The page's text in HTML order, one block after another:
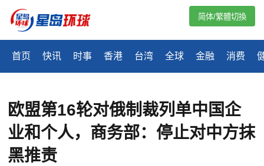
首页 快讯 时事 香港 台湾 全球 金融 消费
简体/繁體切換
欧盟第16轮对俄制裁列单中国企
业和个人，商务部：停止对中方抹
黑推责